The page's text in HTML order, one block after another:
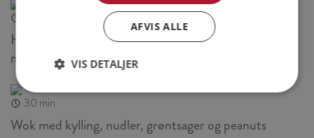
Hønsesalat med avocado, forårsløg og ramsløgsmayo
med ristet rugbrød
30 min
Wok med kylling, nudler, grøntsager og peanuts
AFVIS ALLE
VIS DETALJER